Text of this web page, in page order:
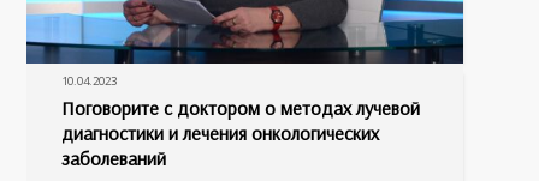
10.04.2023
Поговорите с доктором о методах лучевой
диагностики и лечения онкологических
заболеваний